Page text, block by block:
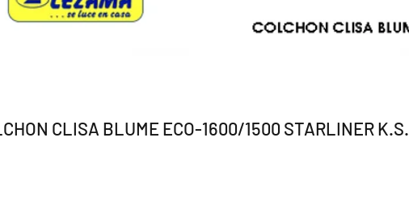
CLISA BLUME ECO-1600/1500 STARLINER K.S.